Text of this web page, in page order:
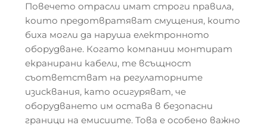
Повечето отрасли имат строги правила,
които предотвратяват смущения, които
биха могли да наруша електронното
оборудване. Когато компании монтират
екранирани кабели, те всъщност
съответстват на регулаторните
изисквания, като осигуряват, че
оборудването им остава в безопасни
граници на емисиите. Това е особено важно